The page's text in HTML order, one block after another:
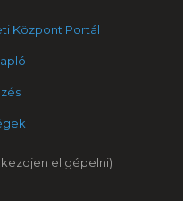
Központ Portál